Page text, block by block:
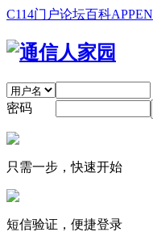
C114门户论坛百科APPEN
密码
只需一步，快速开始
短信验证，便捷登录